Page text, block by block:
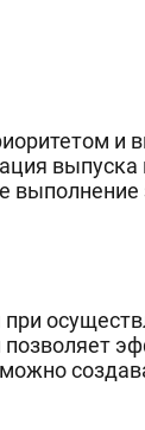
и
выполнение